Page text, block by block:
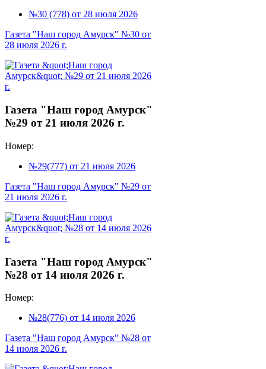
№30 (778) от 28 июля 2026
Газета "Наш город Амурск" №30 от
28 июля 2026 г.
Газета "Наш город Амурск"
№29 от 21 июля 2026 г.
Номер:
№29(777) от 21 июля 2026
Газета "Наш город Амурск" №29 от
21 июля 2026 г.
Газета "Наш город Амурск"
№28 от 14 июля 2026 г.
Номер:
№28(776) от 14 июля 2026
Газета "Наш город Амурск" №28 от
14 июля 2026 г.